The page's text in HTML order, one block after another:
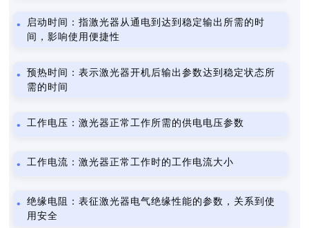
启动时间：指激光器从通电到达到稳定输出所需的时
间，影响使用便捷性
预热时间：表示激光器开机后输出参数达到稳定状态所
需的时间
工作电压：激光器正常工作所需的供电电压参数
工作电流：激光器正常工作时的工作电流大小
绝缘电阻：表征激光器电气绝缘性能的参数，关系到使
用安全